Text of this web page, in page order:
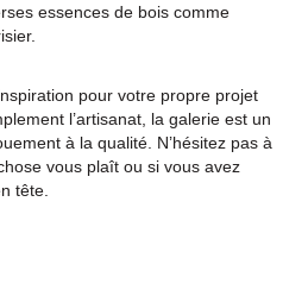
essences de bois comme
pour votre propre projet
l’artisanat, la galerie est un
à la qualité. N’hésitez pas à
vous plaît ou si vous avez
tête.